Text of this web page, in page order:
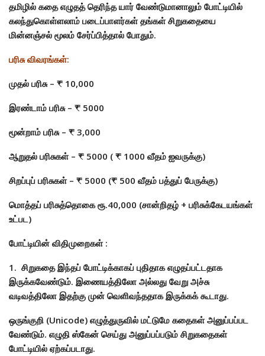
தமிழில் கதை எழுதத் தெரிந்த யார் வேண்டுமானாலும் போட்டியில்
கலந்துகொள்ளலாம் படைப்பாளர்கள் தங்கள் சிறுகதையை
மின்னஞ்சல் மூலம் சேர்ப்பித்தால் போதும்.
பரிசு விவரங்கள்:
முதல் பரிசு – ₹ 10,000
இரண்டாம் பரிசு – ₹ 5000
மூன்றாம் பரிசு – ₹ 3,000
ஆறுதல் பரிசுகள் – ₹ 5000 ( ₹ 1000 வீதம் ஐவருக்கு)
சிறப்புப் பரிசுகள் – ₹ 5000 (₹ 500 வீதம் பத்துப் பேருக்கு)
மொத்தப் பரிசுத்தொகை ரூ.40,000 (சான்றிதழ் + பரிசுக்கேடயங்கள்
உட்பட)
போட்டியின் விதிமுறைகள் :
1. சிறுகதை இந்தப் போட்டிக்காகப் புதிதாக எழுதப்பட்டதாக
இருக்கவேண்டும். இணையத்திலோ அல்லது வேறு அச்சு
வடிவத்திலோ இதற்கு முன் வெளிவந்ததாக இருக்கக் கூடாது.
ஒருங்குறி (Unicode) எழுத்துருவில் மட்டுமே கதைகள் அனுப்பப்பட
வேண்டும். எழுதி ஸ்கேன் செய்து அனுப்பப்படும் சிறுகதைகள்
போட்டியில் ஏற்கப்படாது.